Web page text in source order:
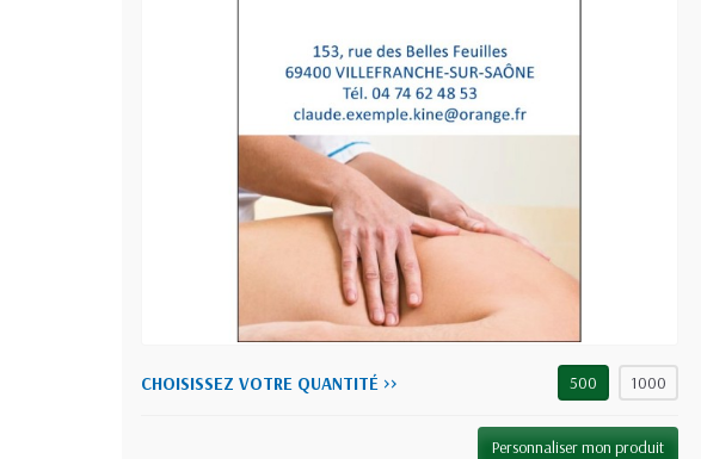
CHOISISSEZ VOTRE QUANTITÉ >> 500 1000
Personnaliser mon produit